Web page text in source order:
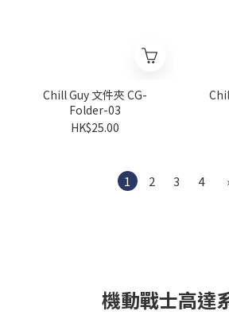
Chill Guy 文件夾 CG-
Folder-03
HK$25.00
1 2 3 4
機動戰士高達